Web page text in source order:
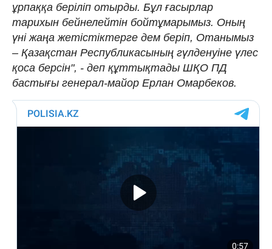
ұрпаққа беріліп отырды. Бұл ғасырлар
тарихын бейнелейтін бойтұмарымыз. Оның
үні жаңа жетістіктерге дем беріп, Отанымыз
– Қазақстан Республикасының гүлденуіне үлес
қоса берсін", - деп құттықтады ШҚО ПД
бастығы генерал-майор Ерлан Омарбеков.